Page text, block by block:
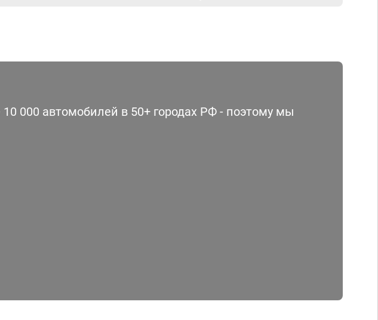
000 автомобилей в 50+ городах РФ - поэтому мы